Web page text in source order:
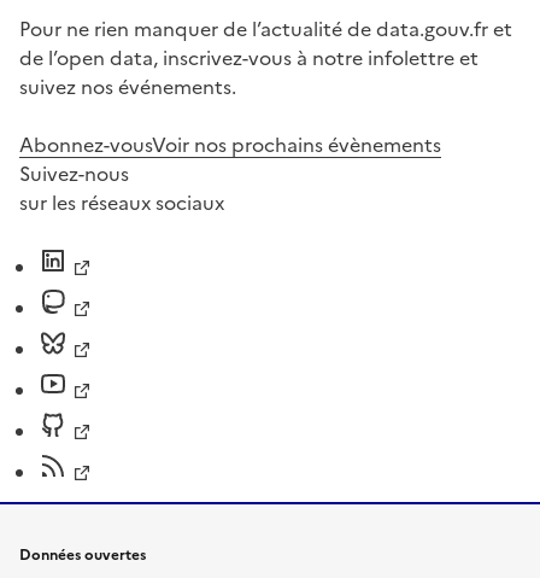
Pour ne rien manquer de l’actualité de data.gouv.fr et
de l’open data, inscrivez-vous à notre infolettre et
suivez nos événements.
Abonnez-vousVoir nos prochains évènements
Suivez-nous
sur les réseaux sociaux
Données ouvertes